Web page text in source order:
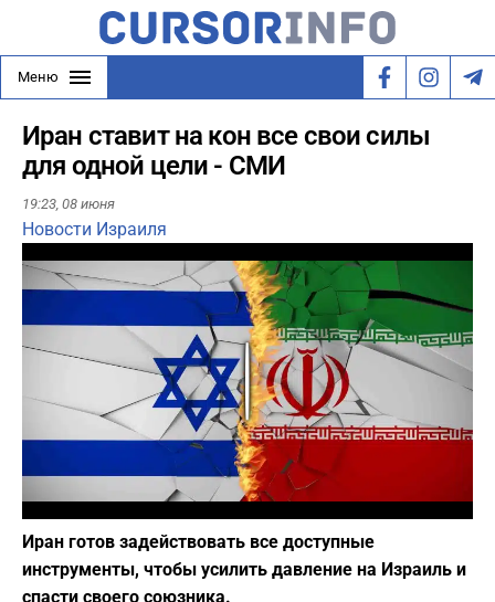
Меню
Иран ставит на кон все свои силы
для одной цели - СМИ
19:23, 08 июня
Новости Израиля
Play
Фото: depositphotos.com
Иран готов задействовать все доступные
инструменты, чтобы усилить давление на Израиль и
спасти своего союзника.